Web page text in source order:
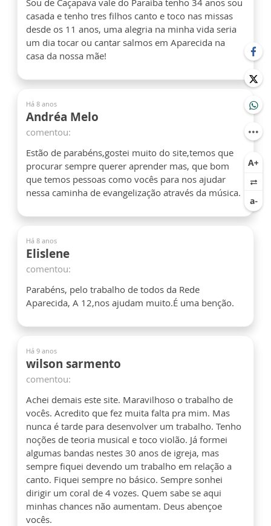
casada e tenho tres filhos canto e toco nas missas
desde os 11 anos, uma alegria na minha vida seria
um dia tocar ou cantar salmos em Aparecida na
casa da nossa mãe!
Há 8 anos
Andréa Melo
comentou:
Estão de parabéns,gostei muito do site,temos que
procurar sempre querer aprender mas, que bom
que temos pessoas como vocês para nos ajudar
nessa caminha de evangelização através da música.
Há 8 anos
Elislene
comentou:
Parabéns, pelo trabalho de todos da Rede
Aparecida, A 12,nos ajudam muito.É uma benção.
Há 9 anos
wilson sarmento
comentou:
Achei demais este site. Maravilhoso o trabalho de
vocês. Acredito que fez muita falta pra mim. Mas
nunca é tarde para desenvolver um trabalho. Tenho
noções de teoria musical e toco violão. Já formei
algumas bandas nestes 30 anos de igreja, mas
sempre fiquei devendo um trabalho em relação a
canto. Fiquei sempre no básico. Sempre sonhei
dirigir um coral de 4 vozes. Quem sabe se aqui
minhas chances não aumentam. Deus abençoe
vocês.